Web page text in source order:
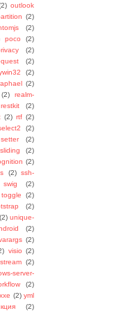
outlook
(2)
(2)
poco
(2)
(2)
(2)
(2)
(2)
(2)
realm-
restkit
(2)
(2) rtf (2)
(2)
setter
(2)
sliding
(2)
(2)
(2) ssh-
swig
(2)
toggle
(2)
(2)
(2) unique-
(2)
(2)
visio (2)
(2)
server-
(2)
xxe (2) yml
(2)